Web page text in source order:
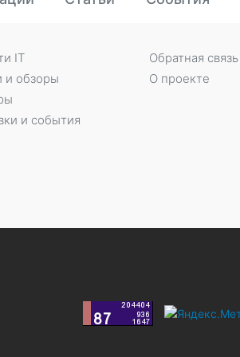
IT
и обзоры
и события
Обратная связь
О проекте